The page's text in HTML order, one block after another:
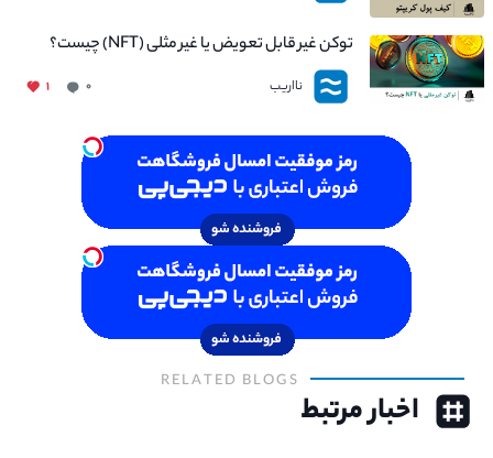
توکن غیر قابل تعویض یا غیر مثلی (NFT) چیست؟
نااریب ۰ ۱
RELATED BLOGS
اخبار مرتبط